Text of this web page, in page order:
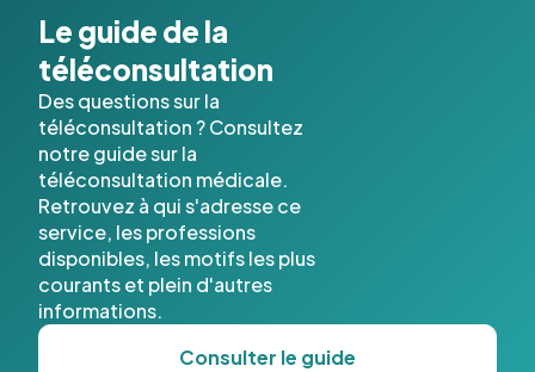
cas. #}
Le guide de la
téléconsultation
Des questions sur la
téléconsultation ? Consultez
notre guide sur la
téléconsultation médicale.
Retrouvez à qui s'adresse ce
service, les professions
disponibles, les motifs les plus
courants et plein d'autres
informations.
Consulter le guide